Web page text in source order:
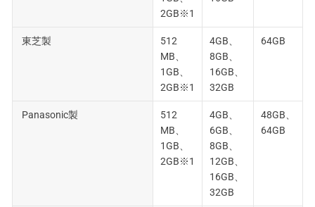
2GB※1
東芝製
512
MB、
1GB、
2GB※1
4GB、
8GB、
16GB、
32GB
64GB
Panasonic製
512
MB、
1GB、
2GB※1
4GB、
6GB、
8GB、
12GB、
16GB、
32GB
48GB、
64GB